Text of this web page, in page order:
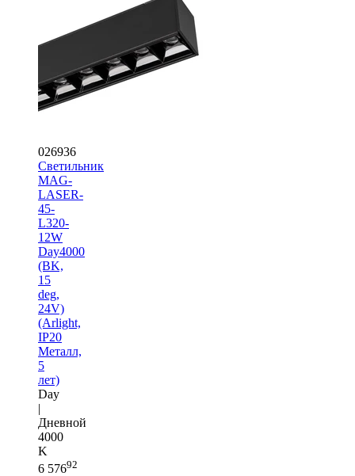
026936
Светильник
MAG-
LASER-
45-
L320-
12W
Day4000
(BK,
15
deg,
24V)
(Arlight,
IP20
Металл,
5
лет)
Day
|
Дневной
4000
K
6 57692